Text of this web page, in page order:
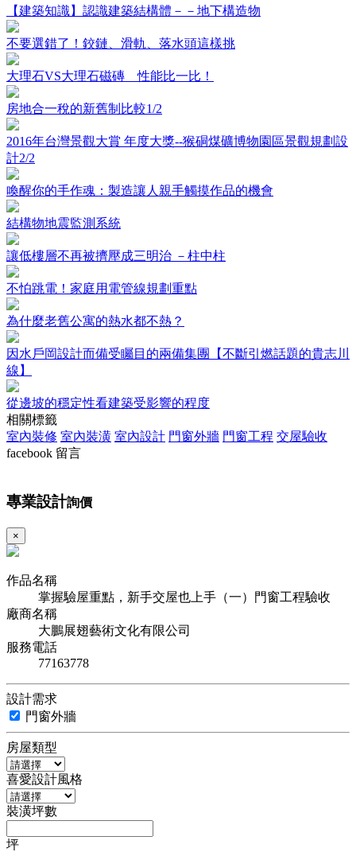
【建築知識】認識建築結構體－－地下構造物
不要選錯了！鉸鏈、滑軌、落水頭這樣挑
大理石VS大理石磁磚 性能比一比！
房地合一稅的新舊制比較1/2
2016年台灣景觀大賞 年度大獎--猴硐煤礦博物園區景觀規劃設
計2/2
喚醒你的手作魂：製造讓人親手觸摸作品的機會
結構物地震監測系統
讓低樓層不再被擠壓成三明治 －柱中柱
不怕跳電！家庭用電管線規劃重點
為什麼老舊公寓的熱水都不熱？
因水戶岡設計而備受矚目的兩備集團【不斷引燃話題的貴志川
線】
從邊坡的穩定性看建築受影響的程度
相關標籤
室內裝修 室內裝潢 室內設計 門窗外牆 門窗工程 交屋驗收
facebook 留言
專業設計詢價
×
作品名稱
掌握驗屋重點，新手交屋也上手（一）門窗工程驗收
廠商名稱
大鵬展翅藝術文化有限公司
服務電話
77163778
設計需求
門窗外牆
房屋類型
喜愛設計風格
裝潢坪數
坪